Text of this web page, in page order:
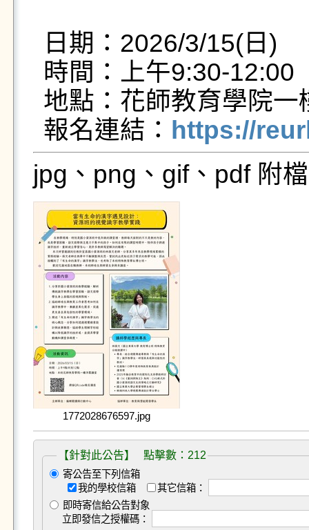
日期：2026/3/15(日)
時間：上午9:30-12:00
地點：花師教育學院一
報名連結： https://
jpg、png、gif、pdf 附
1772028676597.jpg
【針對此公告】 點擊數：212
寄公告至下列信箱
我的學校信箱
其它信箱：
即時寄信給公告對象
立即發信之授權碼：